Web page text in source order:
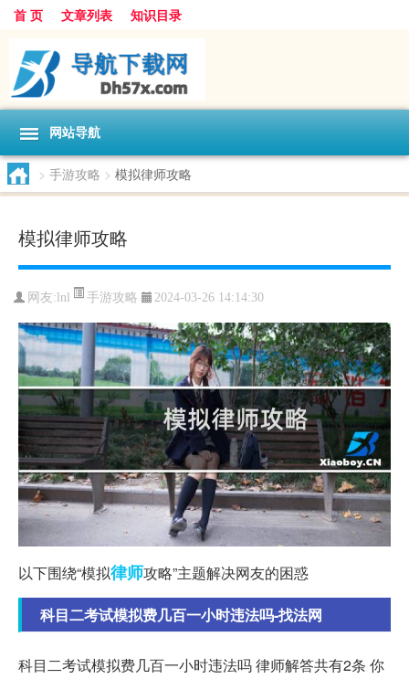
首 页 文章列表 知识目录
网站导航
> 手游攻略 > 模拟律师攻略
模拟律师攻略
网友: lnl 手游攻略 2024-03-26 14:14:30
以下围绕“模拟律师攻略”主题解决网友的困惑
科目二考试模拟费几百一小时违法吗-找法网
科目二考试模拟费几百一小时违法吗 律师解答共有2条 你